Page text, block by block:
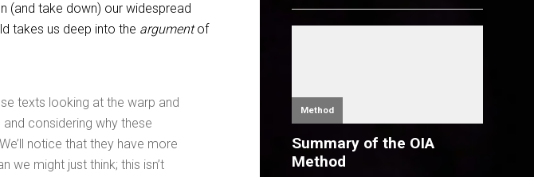
(and take down) our widespread
takes us deep into the argumentof
texts looking at the warp and
considering why these
notice that they have more
we might just think; this isn’t
Method
Summary of the OIA
Method